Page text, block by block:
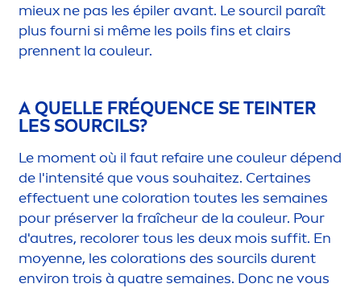
mieux ne pas les épiler avant. Le sourcil paraît
plus fourni si même les poils fins et clairs
prennent la couleur.
A QUELLE FRÉQUENCE SE TEINTER
LES SOURCILS?
Le moment où il faut refaire une couleur dépend
de l'intensité que vous souhaitez. Certaines
effectuent unecoloration toutes les semaines
pour préserver la fraîcheur de la couleur. Pour
d'autres, recolorer tous les deux mois suffit. En
moyenne, les colorations des sourcils durent
environ trois à quatre semaines. Donc ne vous